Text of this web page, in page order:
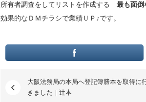
所有者調査をしてリストを作成する 最も面倒
効果的なＤＭチラシで業績ＵＰ♪です。
大阪法務局の本局へ登記簿謄本を取得に
きました｜辻本